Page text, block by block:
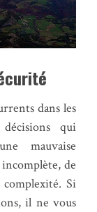
dans les
qui
mauvaise
de
Si
il ne vous